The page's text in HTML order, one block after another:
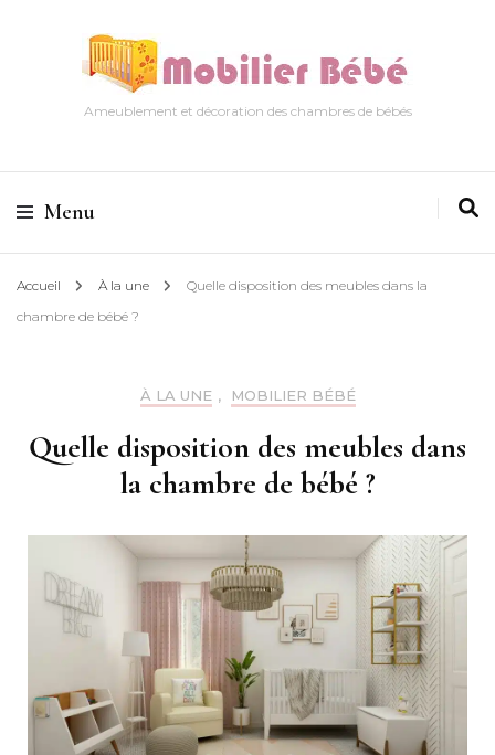
Ameublement et décoration des chambres de bébés
Menu
Accueil À la une
Quelle disposition des meubles dans la
chambre de bébé ?
À LA UNE , MOBILIER BÉBÉ
Quelle disposition des meubles dans
la chambre de bébé ?